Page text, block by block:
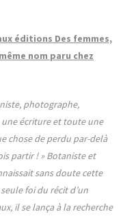
éditions Des femmes,
nom paru chez
photographe,
une écriture et toute une
chose de perdu par-delà
partir ! » Botaniste et
sans doute cette
foi du récit d’un
il se lança à la recherche